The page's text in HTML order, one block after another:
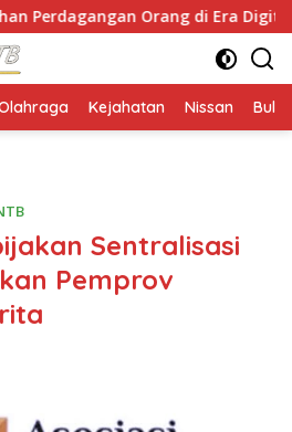
Orang di Era Digital
Kejahatan Nissan
Sentralisasi
Pemprov